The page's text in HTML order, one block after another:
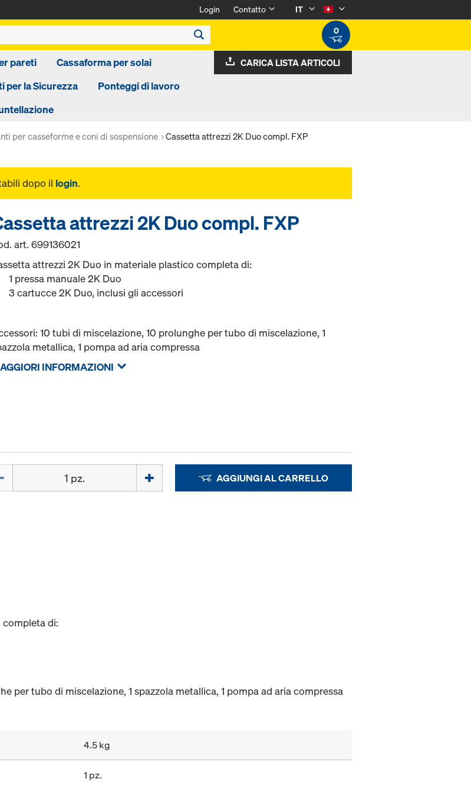
Login Contatto
IT
0
pareti
Cassaforma per solai
per la Sicurezza
Ponteggi di lavoro
CARICA LISTA ARTICOLI
per casseforme e coni di sospensione Cassetta attrezzi 2K Duo compl. FXP
dopo il login.
attrezzi 2K Duo compl. FXP
art.699136021
attrezzi 2K Duo in materiale plastico completa di:
1 pressa manuale 2K Duo
3 cartucce 2K Duo, inclusi gli accessori
10 tubi di miscelazione, 10 prolunghe per tubo di miscelazione, 1
metallica, 1 pompa ad aria compressa
INFORMAZIONI
AGGIUNGI AL CARRELLO
completa di:
per tubo di miscelazione, 1 spazzola metallica, 1 pompa ad aria compressa
4.5 kg
1 pz.